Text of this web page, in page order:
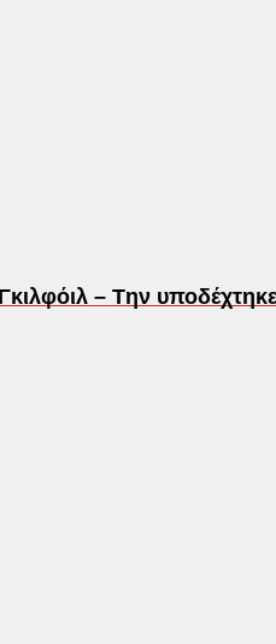
– Tην